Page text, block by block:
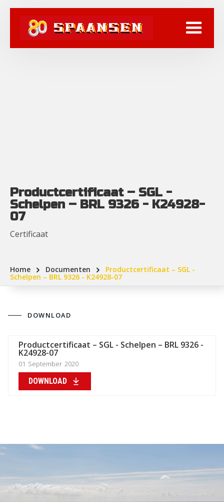
Productcertificaat – SGL -
Schelpen – BRL 9326 - K24928-
07
Certificaat
Home Documenten Productcertificaat – SGL -
Schelpen – BRL 9326 - K24928-07
DOWNLOAD
Productcertificaat – SGL - Schelpen – BRL 9326 -
K24928-07
01 September 2020
DOWNLOAD